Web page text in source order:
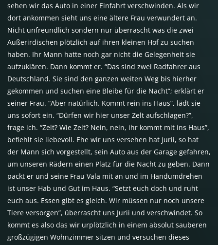
sehen wir das Auto in einer Einfahrt verschwinden. Als wir
dort ankommen sieht uns eine ältere Frau verwundert an.
Nicht unfreundlich sondern nur überrascht was die zwei
Außerirdischen plötzlich auf ihren kleinen Hof zu suchen
haben. Ihr Mann hatte noch gar nicht die Gelegenheit sie
aufzuklären. Dann kommt er. “Das sind zwei Radfahrer aus
Deutschland. Sie sind den ganzen weiten Weg bis hierher
gekommen und suchen eine Bleibe für die Nacht”; erklärt er
seiner Frau. “Aber natürlich. Kommt rein ins Haus”, lädt sie
uns sofort ein. “Dürfen wir hier unser Zelt aufschlagen?”,
frage ich. “Zelt? Wie Zelt? Nein, nein, ihr kommt mit ins Haus”,
befiehlt sie liebevoll. Ehe wir uns versehen hat Jurii, so hat
der Mann sich vorgestellt, sein Auto aus der Garage gefahren,
um unseren Rädern einen Platz für die Nacht zu geben. Dann
packt er und seine Frau Vala mit an und im Handumdrehen
ist unser Hab und Gut im Haus. “Setzt euch doch und ruht
euch aus. Essen gibt es gleich. Wir müssen nur noch unsere
Tiere versorgen”, überrascht uns Jurii und verschwindet. So
kommt es also das wir urplötzlich in einem absolut sauberen
großzügigen Wohnzimmer sitzen und versuchen dieses